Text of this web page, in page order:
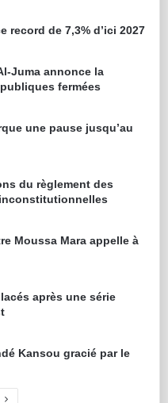
record de 7,3% d’ici 2027
Juma annonce la
fermées
une pause jusqu’au
du règlement des
Moussa Mara appelle à
après une série
Kansou gracié par le